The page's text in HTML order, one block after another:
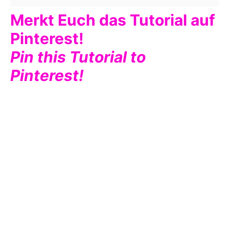
Merkt Euch das Tutorial auf
Pinterest!
Pin this Tutorial to
Pinterest!